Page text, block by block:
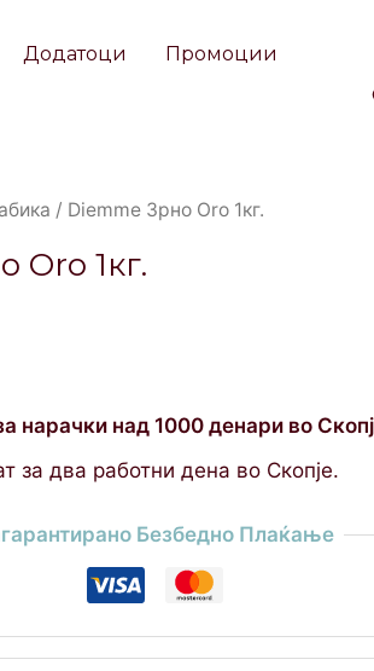
Додатоци Промоции
/ Diemme Зрно Oro 1кг.
Oro 1кг.
нарачки над 1000 денари во
за два работни дена во Скопје.
Безбедно Плаќање